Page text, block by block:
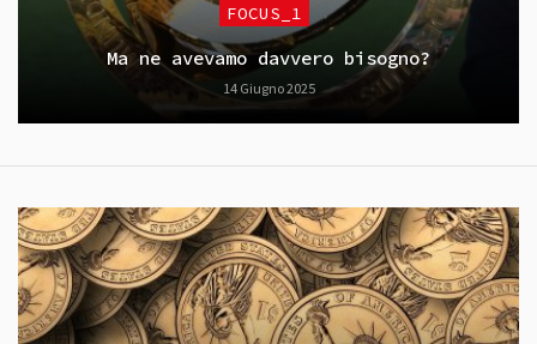
FOCUS_1
Ma ne avevamo davvero bisogno?
14 Giugno 2025